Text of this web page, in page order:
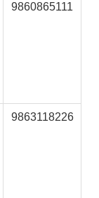
9860865111
9863118226